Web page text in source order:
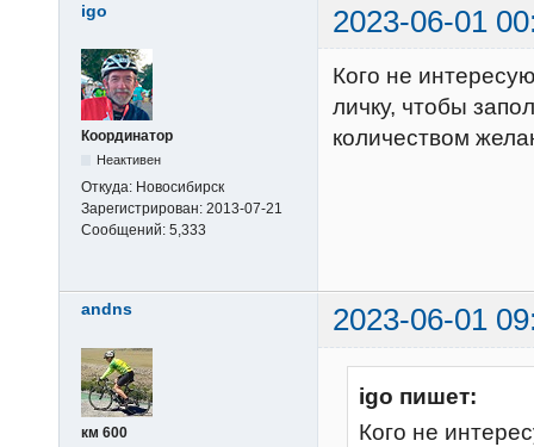
igo 2023-06-01
Координатор
Неактивен
Откуда: Новосибирск
Зарегистрирован: 2013-07-21
Сообщений: 5,333
Кого не
личку, чтобы
количеством
andns 2023-06-01
км 600
igo пишет:
Кого не